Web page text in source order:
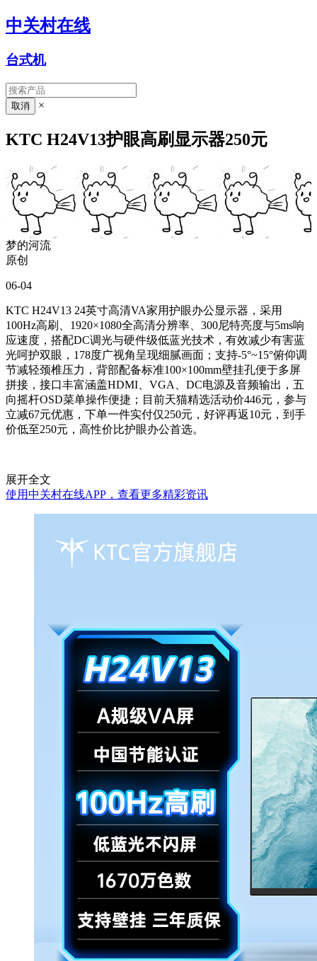
中关村在线
台式机
×
KTC H24V13护眼高刷显示器250元
梦的河流
原创
06-04
KTC H24V13 24英寸高清VA家用护眼办公显示器，采用
100Hz高刷、1920×1080全高清分辨率、300尼特亮度与5ms响
应速度，搭配DC调光与硬件级低蓝光技术，有效减少有害蓝
光呵护双眼，178度广视角呈现细腻画面；支持-5°~15°俯仰调
节减轻颈椎压力，背部配备标准100×100mm壁挂孔便于多屏
拼接，接口丰富涵盖HDMI、VGA、DC电源及音频输出，五
向摇杆OSD菜单操作便捷；目前天猫精选活动价446元，参与
立减67元优惠，下单一件实付仅250元，好评再返10元，到手
价低至250元，高性价比护眼办公首选。
展开全文
使用中关村在线APP，查看更多精彩资讯